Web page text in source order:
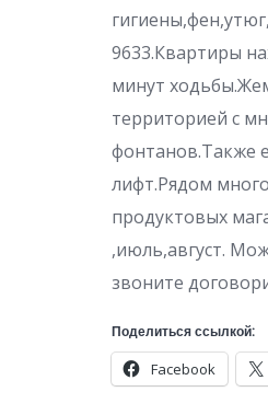
9633.Квартиры
минут
территорией с
фонтанов.Также
лифт.Рядом
продуктовых
,июль,август.
звоните
Поделиться ссылкой:
Facebook